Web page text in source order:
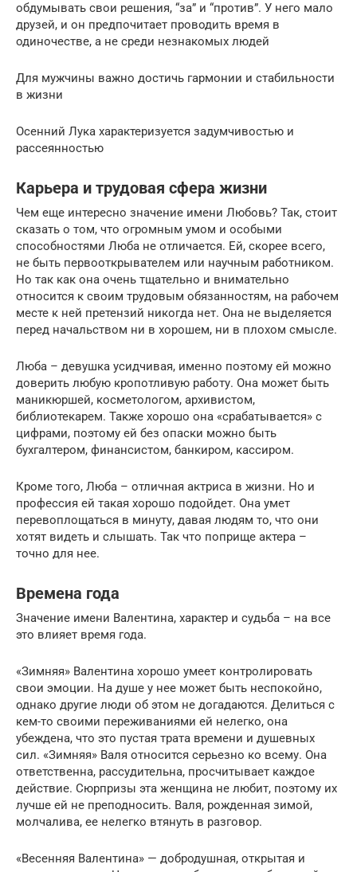
обдумывать свои решения, “за” и “против”. У него мало
друзей, и он предпочитает проводить время в
одиночестве, а не среди незнакомых людей
Для мужчины важно достичь гармонии и стабильности
в жизни
Осенний Лука характеризуется задумчивостью и
рассеянностью
Карьера и трудовая сфера жизни
Чем еще интересно значение имени Любовь? Так, стоит
сказать о том, что огромным умом и особыми
способностями Люба не отличается. Ей, скорее всего,
не быть первооткрывателем или научным работником.
Но так как она очень тщательно и внимательно
относится к своим трудовым обязанностям, на рабочем
месте к ней претензий никогда нет. Она не выделяется
перед начальством ни в хорошем, ни в плохом смысле.
Люба – девушка усидчивая, именно поэтому ей можно
доверить любую кропотливую работу. Она может быть
маникюршей, косметологом, архивистом,
библиотекарем. Также хорошо она «срабатывается» с
цифрами, поэтому ей без опаски можно быть
бухгалтером, финансистом, банкиром, кассиром.
Кроме того, Люба – отличная актриса в жизни. Но и
профессия ей такая хорошо подойдет. Она умет
перевоплощаться в минуту, давая людям то, что они
хотят видеть и слышать. Так что поприще актера –
точно для нее.
Времена года
Значение имени Валентина, характер и судьба – на все
это влияет время года.
«Зимняя» Валентина хорошо умеет контролировать
свои эмоции. На душе у нее может быть неспокойно,
однако другие люди об этом не догадаются. Делиться с
кем-то своими переживаниями ей нелегко, она
убеждена, что это пустая трата времени и душевных
сил. «Зимняя» Валя относится серьезно ко всему. Она
ответственна, рассудительна, просчитывает каждое
действие. Сюрпризы эта женщина не любит, поэтому их
лучше ей не преподносить. Валя, рожденная зимой,
молчалива, ее нелегко втянуть в разговор.
«Весенняя Валентина» — добродушная, открытая и